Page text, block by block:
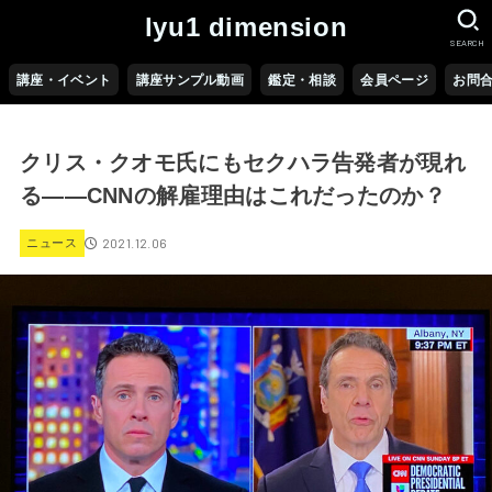
lyu1 dimension
講座・イベント 講座サンプル動画 鑑定・相談 会員ページ お問
SEARCH
クリス・クオモ氏にもセクハラ告発者が現れ
る――CNNの解雇理由はこれだったのか？
ニュース 2021.12.06